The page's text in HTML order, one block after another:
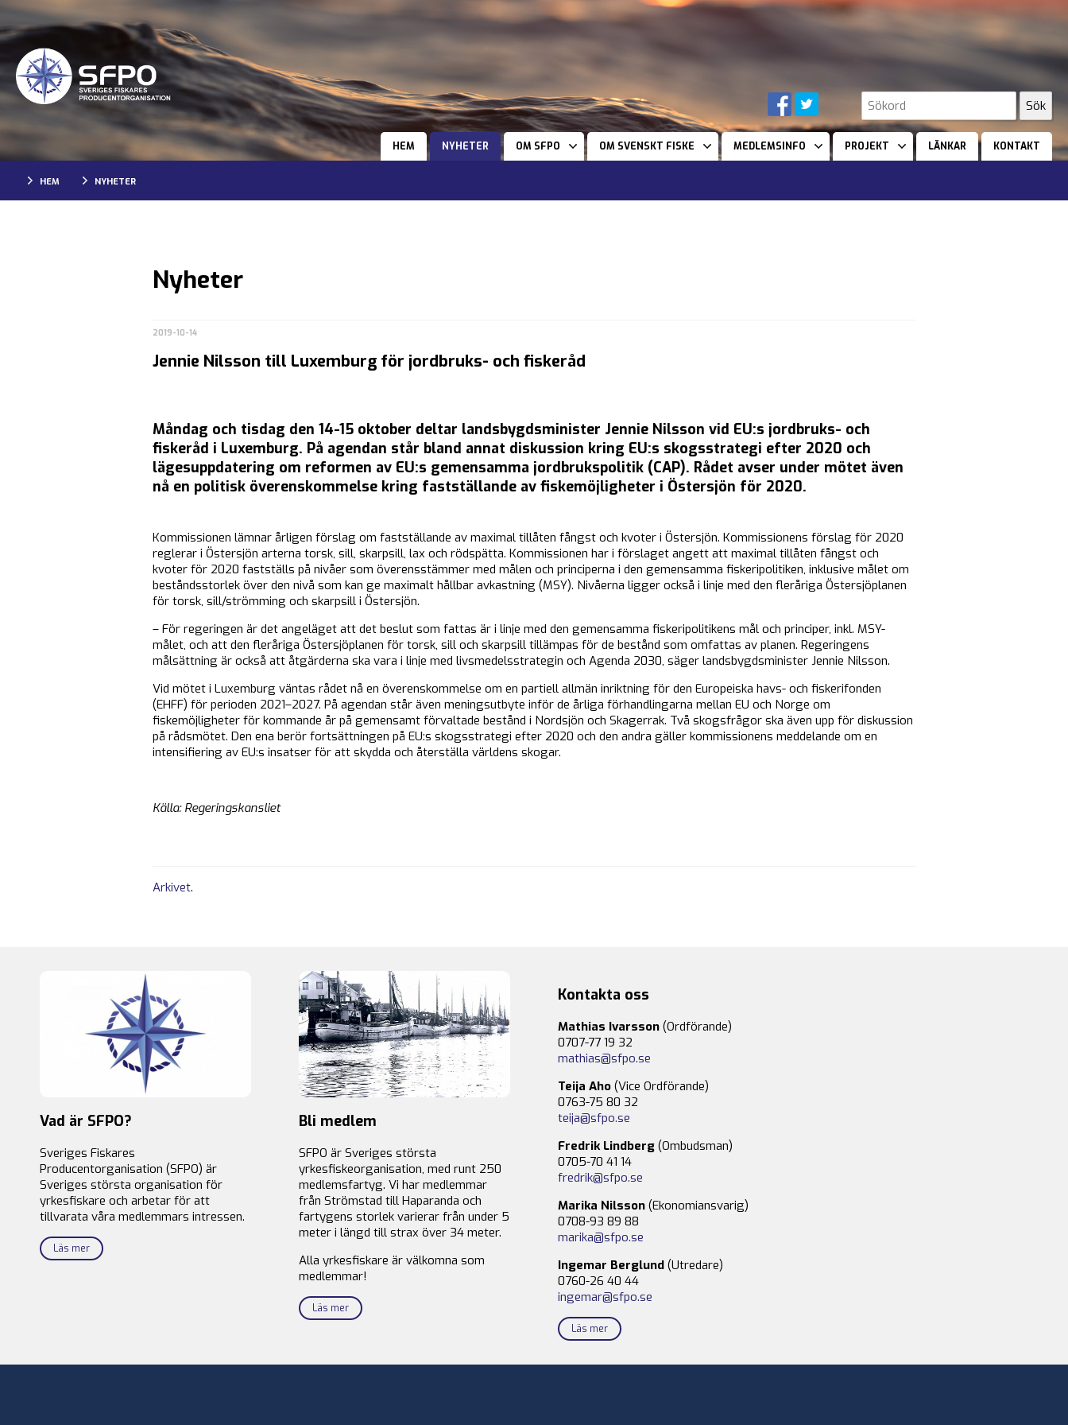
HEM NYHETER OM SFPO OM SVENSKT FISKE MEDLEMSINFO PROJEKT LÄNKAR KONTAKT
HEM NYHETER
Nyheter
2019-10-14
Jennie Nilsson till Luxemburg för jordbruks- och fiskeråd
Måndag och tisdag den 14-15 oktober deltar landsbygdsminister Jennie Nilsson vid EU:s jordbruks- och
fiskeråd i Luxemburg. På agendan står bland annat diskussion kring EU:s skogsstrategi efter 2020 och
lägesuppdatering om reformen av EU:s gemensamma jordbrukspolitik (CAP). Rådet avser under mötet även
nå en politisk överenskommelse kring fastställande av fiskemöjligheter i Östersjön för 2020.
Kommissionen lämnar årligen förslag om fastställande av maximal tillåten fångst och kvoter i Östersjön. Kommissionens förslag för 2020
reglerar i Östersjön arterna torsk, sill, skarpsill, lax och rödspätta. Kommissionen har i förslaget angett att maximal tillåten fångst och
kvoter för 2020 fastställs på nivåer som överensstämmer med målen och principerna i den gemensamma fiskeripolitiken, inklusive målet om
beståndsstorlek över den nivå som kan ge maximalt hållbar avkastning (MSY). Nivåerna ligger också i linje med den fleråriga Östersjöplanen
för torsk, sill/strömming och skarpsill i Östersjön.
– För regeringen är det angeläget att det beslut som fattas är i linje med den gemensamma fiskeripolitikens mål och principer, inkl. MSY-
målet, och att den fleråriga Östersjöplanen för torsk, sill och skarpsill tillämpas för de bestånd som omfattas av planen. Regeringens
målsättning är också att åtgärderna ska vara i linje med livsmedelsstrategin och Agenda 2030, säger landsbygdsminister Jennie Nilsson.
Vid mötet i Luxemburg väntas rådet nå en överenskommelse om en partiell allmän inriktning för den Europeiska havs- och fiskerifonden
(EHFF) för perioden 2021–2027. På agendan står även meningsutbyte inför de årliga förhandlingarna mellan EU och Norge om
fiskemöjligheter för kommande år på gemensamt förvaltade bestånd i Nordsjön och Skagerrak. Två skogsfrågor ska även upp för diskussion
på rådsmötet. Den ena berör fortsättningen på EU:s skogsstrategi efter 2020 och den andra gäller kommissionens meddelande om en
intensifiering av EU:s insatser för att skydda och återställa världens skogar.
Källa: Regeringskansliet
Arkivet.
Vad är SFPO?
Sveriges Fiskares
Producentorganisation (SFPO) är
Sveriges största organisation för
yrkesfiskare och arbetar för att
tillvarata våra medlemmars intressen.
Läs mer
Bli medlem
SFPO är Sveriges största
yrkesfiskeorganisation, med runt 250
medlemsfartyg. Vi har medlemmar
från Strömstad till Haparanda och
fartygens storlek varierar från under 5
meter i längd till strax över 34 meter.
Alla yrkesfiskare är välkomna som
medlemmar!
Läs mer
Kontakta oss
Mathias Ivarsson (Ordförande)
0707-77 19 32
mathias@sfpo.se
Teija Aho (Vice Ordförande)
0763-75 80 32
teija@sfpo.se
Fredrik Lindberg (Ombudsman)
0705-70 41 14
fredrik@sfpo.se
Marika Nilsson (Ekonomiansvarig)
0708-93 89 88
marika@sfpo.se
Ingemar Berglund (Utredare)
0760-26 40 44
ingemar@sfpo.se
Läs mer